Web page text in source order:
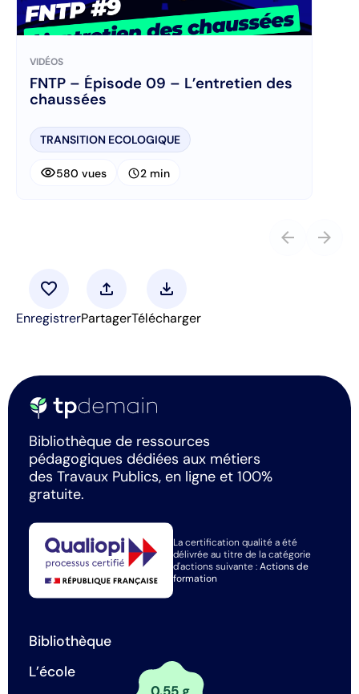
VIDÉOS
FNTP – Épisode 09 – L’entretien des
chaussées
TRANSITION ECOLOGIQUE
visibility580 vues schedule2 min
arrow_back arrow_forward
favorite
Enregistrer
upload
Partager
download
Télécharger
Bibliothèque de ressources
pédagogiques dédiées aux métiers
des Travaux Publics, en ligne et 100%
gratuite.
La certification qualité a été
délivrée au titre de la catégorie
d'actions suivante :Actions de
formation
Bibliothèque
L’école
0.55 g